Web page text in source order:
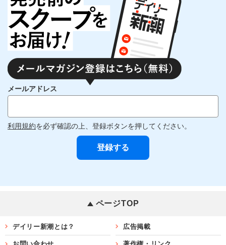
メールアドレス
利用規約を必ず確認の上、登録ボタンを押してください。
ページTOP
デイリー新潮とは？ 広告掲載